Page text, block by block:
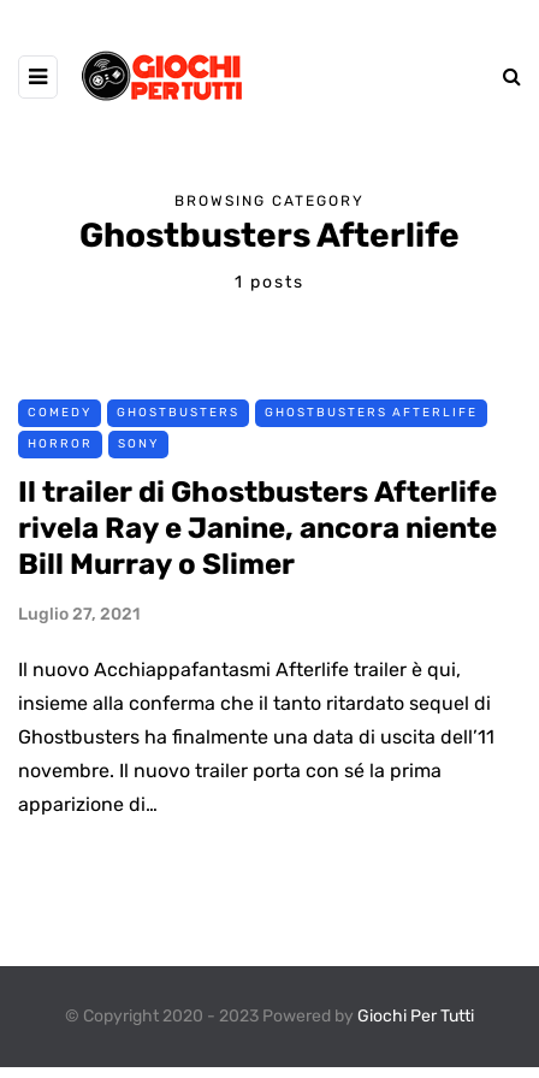
BROWSING CATEGORY
Ghostbusters Afterlife
1 posts
COMEDY GHOSTBUSTERS GHOSTBUSTERS AFTERLIFE
HORROR SONY
Il trailer di Ghostbusters Afterlife
rivela Ray e Janine, ancora niente
Bill Murray o Slimer
Luglio 27, 2021
Il nuovo Acchiappafantasmi Afterlife trailer è qui,
insieme alla conferma che il tanto ritardato sequel di
Ghostbusters ha finalmente una data di uscita dell’11
novembre. Il nuovo trailer porta con sé la prima
apparizione di…
© Copyright 2020 - 2023 Powered by Giochi Per Tutti